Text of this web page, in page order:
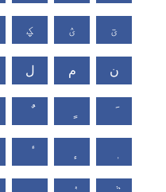
ؼ ؽ ؾ
ل م ن